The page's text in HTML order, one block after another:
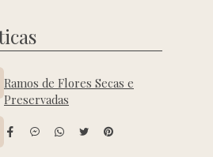
Ramos de Flores Secas e
Preservadas